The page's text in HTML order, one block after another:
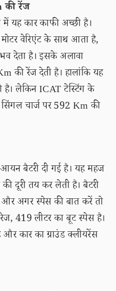
की रेंज
यह कार काफी अच्छी है।
वेरिएंट के साथ आता है,
देता है। इसके अलावा
की रेंज देती है। हालांकि यह
लेकिन ICAT टेस्टिंग के
चार्ज पर 592 Km की
बैटरी दी गई है। यह महज
दूरी तय कर लेती है। बैटरी
अगर स्पेस की बात करें तो
419 लीटर का बूट स्पेस है।
और कार का ग्राउंड क्लीयरेंस